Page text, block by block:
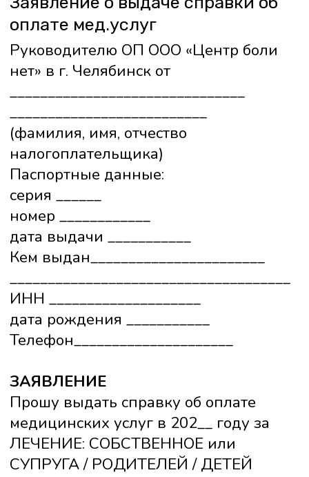
Согласие на отправку данных
на эл.почту
ФЗ от 13.03.2006 № 38-ФЗ «О рекламе»
и Федеральным законом от
07.07.2003 № 126-ФЗ «О связи»
свободно, своей волей и в своем
интересе даю согласие:
- на получение информационных
сообщений о медицинских услугах,
специальных предложениях и акциях;
- а также направлениях в мой адрес по
электронной почте и/или
мессенджерами (WhatsApp, Telegram)
документов медицинского характера,
связанных с оказанными мне услугами:
выписок, справок, заключений и
иных медицинских документов
Дата рождения _______________________
№ телефона __________________________
Адрес эл.почты________________________
Дата ____________________________
Подпись ________________________